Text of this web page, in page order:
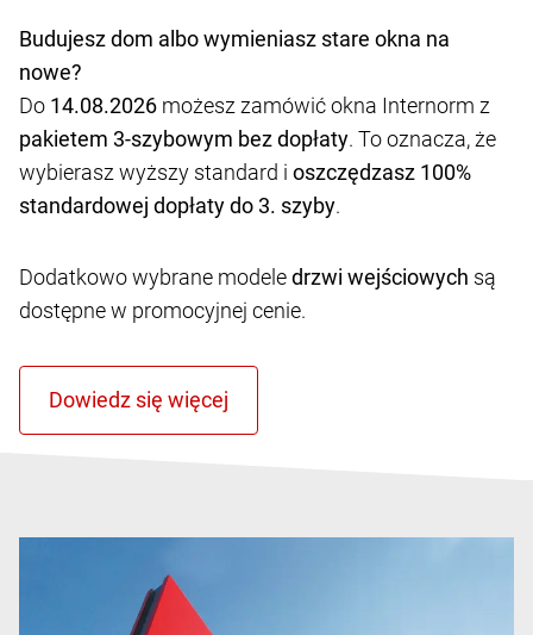
Budujesz dom albo wymieniasz stare okna na
nowe?
Do 14.08.2026 możesz zamówić okna Internorm z
pakietem 3-szybowym bez dopłaty. To oznacza, że
wybierasz wyższy standard i oszczędzasz 100%
standardowej dopłaty do 3. szyby.
Dodatkowo wybrane modeledrzwi wejściowych są
dostępne w promocyjnej cenie.